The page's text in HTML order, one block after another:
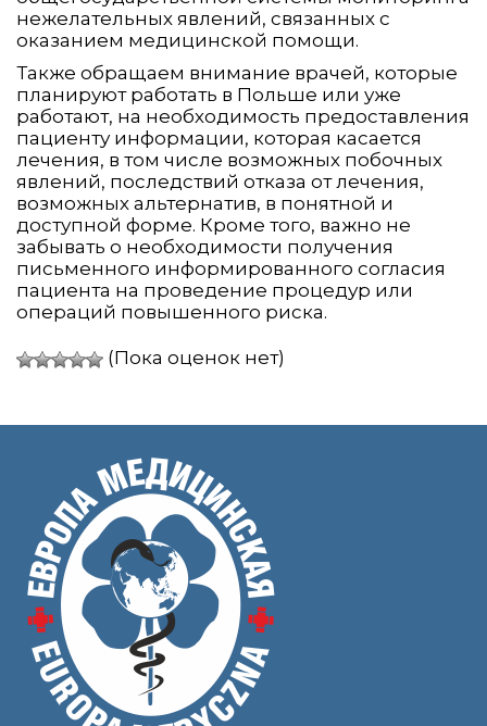
нежелательных явлений, связанных с
оказанием медицинской помощи.
Также обращаем внимание врачей, которые
планируют работать в Польше или уже
работают, на необходимость предоставления
пациенту информации, которая касается
лечения, в том числе возможных побочных
явлений, последствий отказа от лечения,
возможных альтернатив, в понятной и
доступной форме. Кроме того, важно не
забывать о необходимости получения
письменного информированного согласия
пациента на проведение процедур или
операций повышенного риска.
(Пока оценок нет)